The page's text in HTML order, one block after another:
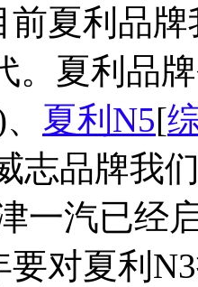
前夏利品
。夏利品
夏利N5[
志品牌我
一汽已经
要对夏利